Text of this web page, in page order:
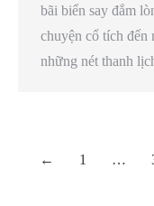
bãi biển say đắm
chuyện cổ tích đến
những nét thanh
← 1 …